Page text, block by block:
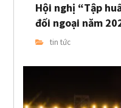
Hội nghị “Tập
đối ngoại năm
tin tức